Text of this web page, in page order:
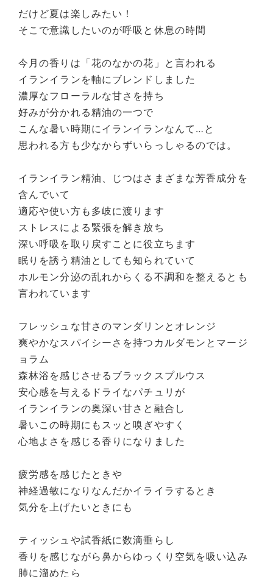
だけど夏は楽しみたい！
そこで意識したいのが呼吸と休息の時間
今月の香りは「花のなかの花」と言われる
イランイランを軸にブレンドしました
濃厚なフローラルな甘さを持ち
好みが分かれる精油の一つで
こんな暑い時期にイランイランなんて…と
思われる方も少なからずいらっしゃるのでは。
イランイラン精油、じつはさまざまな芳香成分を
含んでいて
適応や使い方も多岐に渡ります
ストレスによる緊張を解き放ち
深い呼吸を取り戻すことに役立ちます
眠りを誘う精油としても知られていて
ホルモン分泌の乱れからくる不調和を整えるとも
言われています
フレッシュな甘さのマンダリンとオレンジ
爽やかなスパイシーさを持つカルダモンとマージ
ョラム
森林浴を感じさせるブラックスプルウス
安心感を与えるドライなパチュリが
イランイランの奥深い甘さと融合し
暑いこの時期にもスッと嗅ぎやすく
心地よさを感じる香りになりました
疲労感を感じたときや
神経過敏になりなんだかイライラするとき
気分を上げたいときにも
ティッシュや試香紙に数滴垂らし
香りを感じながら鼻からゆっくり空気を吸い込み
肺に溜めたら